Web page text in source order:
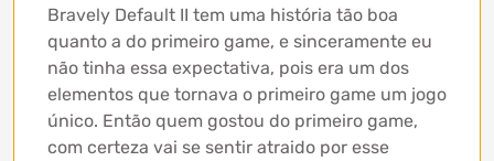
Bravely Default II tem uma história tão boa
quanto a do primeiro game, e sinceramente eu
não tinha essa expectativa, pois era um dos
elementos que tornava o primeiro game um jogo
único. Então quem gostou do primeiro game,
com certeza vai se sentir atraido por esse